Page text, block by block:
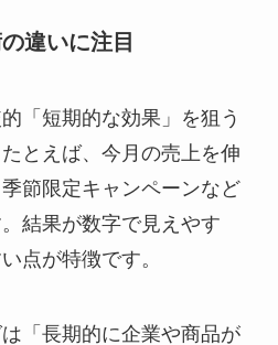
違いに注目
「短期的な効果」を狙う
とえば、今月の売上を伸
節限定キャンペーンなど
結果が数字で見えやす
点が特徴です。
「長期的に企業や商品が